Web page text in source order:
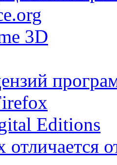
3D
Editions